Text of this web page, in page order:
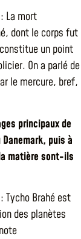
La mort
dont le corps fut
un point
On a parlé de
le mercure, bref,
principaux de
puis à
matière sont-ils
Tycho Brahé est
des planètes